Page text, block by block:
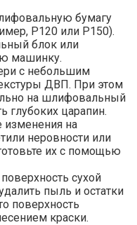
бумагу
P120 или P150).​
блок или
машинку.​
с небольшим
ДВП.​ При этом
на шлифовальный
глубоких царапин.
изменения на
неровности или
их с помощью
сухой
пыль и остатки
поверхность
краски.​